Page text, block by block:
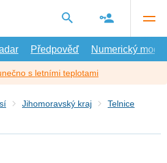
Předpověď Numerický model
s letními teplotami
Jihomoravský kraj
Telnice